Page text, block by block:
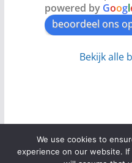
powered by Googl
beoordeel ons
Bekijk alle
Copyright © 2026.
We use cookies to
experience on our website.